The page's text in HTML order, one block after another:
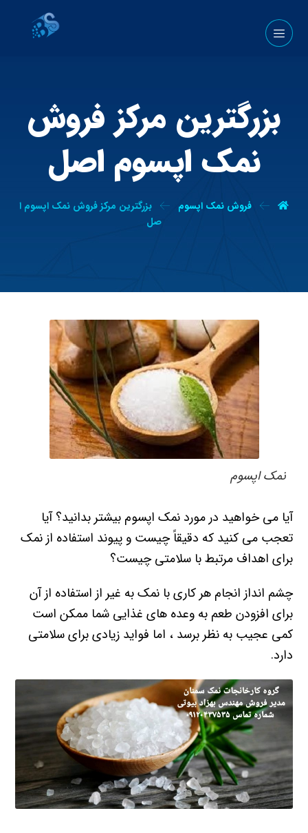
بزرگترین مرکز فروش
نمک اپسوم اصل
فروش نمک اپسوم
بزرگترین مرکز فروش نمک اپسوم ا
صل
نمک اپسوم
آیا می خواهید در مورد نمک اپسوم بیشتر بدانید؟ آیا
تعجب می کنید که دقیقاً چیست و پیوند استفاده از نمک
برای اهداف مرتبط با سلامتی چیست؟
چشم انداز انجام هر کاری با نمک به غیر از استفاده از آن
برای افزودن طعم به وعده های غذایی شما ممکن است
کمی عجیب به نظر برسد ، اما فواید زیادی برای سلامتی
دارد.